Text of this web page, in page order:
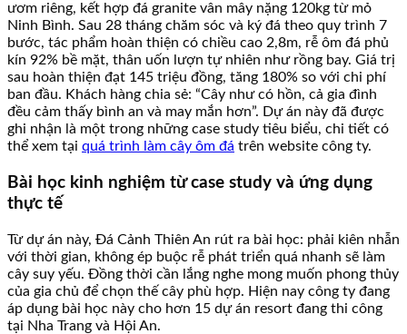
ươm riêng, kết hợp đá granite vân mây nặng 120kg từ mỏ
Ninh Bình. Sau 28 tháng chăm sóc và ký đá theo quy trình 7
bước, tác phẩm hoàn thiện có chiều cao 2,8m, rễ ôm đá phủ
kín 92% bề mặt, thân uốn lượn tự nhiên như rồng bay. Giá trị
sau hoàn thiện đạt 145 triệu đồng, tăng 180% so với chi phí
ban đầu. Khách hàng chia sẻ: “Cây như có hồn, cả gia đình
đều cảm thấy bình an và may mắn hơn”. Dự án này đã được
ghi nhận là một trong những case study tiêu biểu, chi tiết có
thể xem tại quá trình làm cây ôm đá trên website công ty.
Bài học kinh nghiệm từ case study và ứng dụng
thực tế
Từ dự án này, Đá Cảnh Thiên An rút ra bài học: phải kiên nhẫn
với thời gian, không ép buộc rễ phát triển quá nhanh sẽ làm
cây suy yếu. Đồng thời cần lắng nghe mong muốn phong thủy
của gia chủ để chọn thế cây phù hợp. Hiện nay công ty đang
áp dụng bài học này cho hơn 15 dự án resort đang thi công
tại Nha Trang và Hội An.